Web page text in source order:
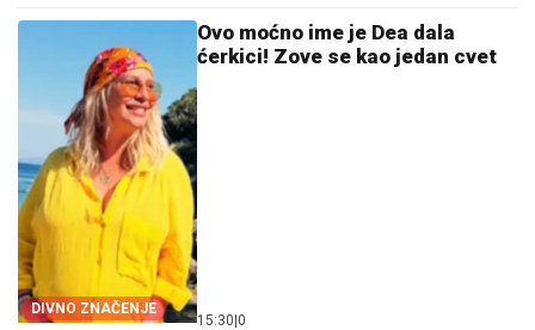
DIVNO ZNAČENJE
Ovo moćno ime je Dea dala
ćerkici! Zove se kao jedan cvet
15:30 0